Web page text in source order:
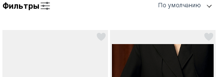
Фильтры По умолчанию